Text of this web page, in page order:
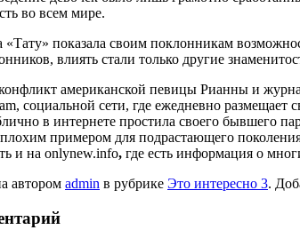
во всем мире.
«Тату» показала своим поклонникам
влиять стали только другие
американской певицы Рианны и
социальной сети, где ежедневно
в интернете простила своего бывшего
примером для подрастающего
и на onlynew.info, где есть информация о
автором admin в рубрике Это интересно 3.